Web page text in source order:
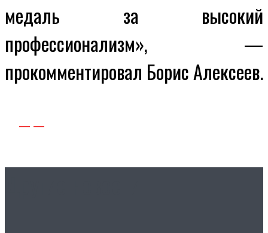
медаль за высокий
профессионализм», —
прокомментировал Борис Алексеев.